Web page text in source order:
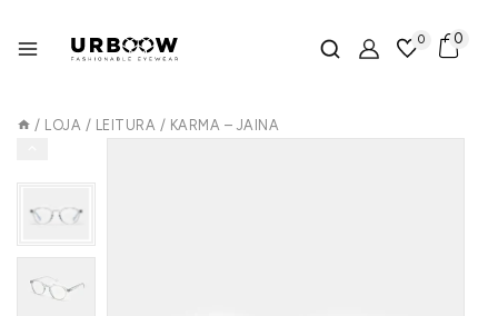
0 0
/ LOJA / LEITURA / KARMA – JAINA